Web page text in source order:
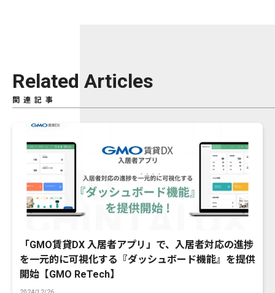
Related Articles
関連記事
「GMO賃貸DX 入居者アプリ」で、入居者対応の進捗
を一元的に可視化する『ダッシュボード機能』を提供
開始【GMO ReTech】